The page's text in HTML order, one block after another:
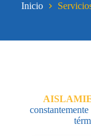
Inicio